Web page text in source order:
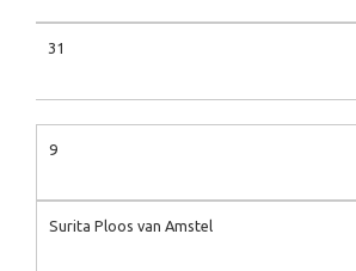
31
9
Surita Ploos van Amstel